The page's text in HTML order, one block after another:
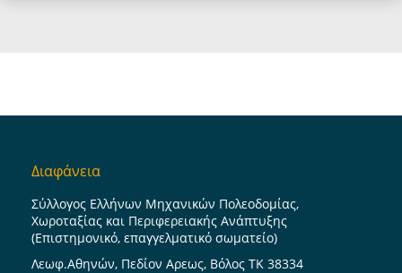
Διαφάνεια
Σύλλογος Ελλήνων Μηχανικών Πολεοδομίας,
Χωροταξίας και Περιφερειακής Ανάπτυξης
(Επιστημονικό, επαγγελματικό σωματείο)
Λεωφ.Αθηνών, Πεδίον Αρεως, Βόλος ΤΚ 38334